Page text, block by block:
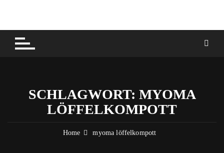
content
SCHLAGWORT: MYOMA
LÖFFELKOMPOTT
Home myoma löffelkompott